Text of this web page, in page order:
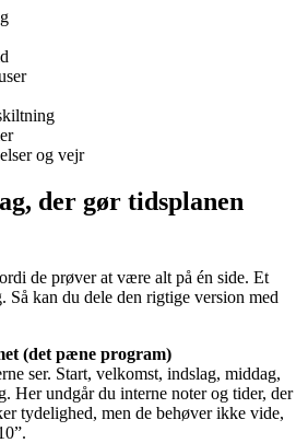
og vejr
der gør tidsplanen
de prøver at være alt på én side. Et
Så kan du dele den rigtige version med
(det pæne program)
ser. Start, velkomst, indslag, middag,
Her undgår du interne noter og tider, der
tydelighed, men de behøver ikke vide,